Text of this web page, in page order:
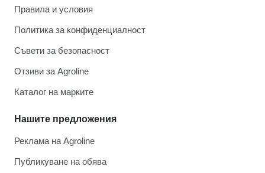
Правила и условия
Политика за конфиденциалност
Съвети за безопасност
Отзиви за Agroline
Каталог на марките
Нашите предложения
Реклама на Agroline
Публикуване на обява